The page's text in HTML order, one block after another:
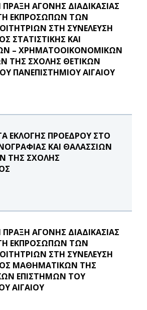
ΠΡΑΞΗ ΑΓΟΝΗΣ ΔΙΑΔΙΚΑΣΙΑΣ
ΕΚΠΡΟΣΩΠΩΝ ΤΩΝ
ΣΤΗ ΣΥΝΕΛΕΥΣΗ
ΣΤΑΤΙΣΤΙΚΗΣ ΚΑΙ
– ΧΡΗΜΑΤΟΟΙΚΟΝΟΜΙΚΩΝ
ΤΗΣ ΣΧΟΛΗΣ ΘΕΤΙΚΩΝ
ΠΑΝΕΠΙΣΤΗΜΙΟΥ ΑΙΓΑΙΟΥ
ΕΚΛΟΓΗΣ ΠΡΟΕΔΡΟΥ ΣΤΟ
ΚΑΙ ΘΑΛΑΣΣΙΩΝ
ΤΗΣ ΣΧΟΛΗΣ
ΠΡΑΞΗ ΑΓΟΝΗΣ ΔΙΑΔΙΚΑΣΙΑΣ
ΕΚΠΡΟΣΩΠΩΝ ΤΩΝ
ΣΤΗ ΣΥΝΕΛΕΥΣΗ
ΜΑΘΗΜΑΤΙΚΩΝ ΤΗΣ
ΕΠΙΣΤΗΜΩΝ ΤΟΥ
ΑΙΓΑΙΟΥ